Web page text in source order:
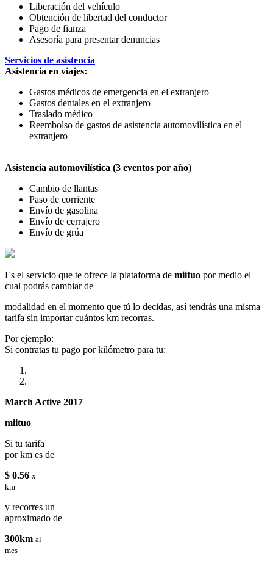
Liberación del vehículo
Obtención de libertad del conductor
Pago de fianza
Asesoría para presentar denuncias
Servicios de asistencia
Asistencia en viajes:
Gastos médicos de emergencia en el extranjero
Gastos dentales en el extranjero
Traslado médico
Reembolso de gastos de asistencia automovilística en el
extranjero
Asistencia automovilística (3 eventos por año)
Cambio de llantas
Paso de corriente
Envío de gasolina
Envío de cerrajero
Envío de grúa
Es el servicio que te ofrece la plataforma de miituo por medio el
cual podrás cambiar de
modalidad en el momento que tú lo decidas, así tendrás una misma
tarifa sin importar cuántos km recorras.
Por ejemplo:
Si contratas tu pago por kilómetro para tu:
March Active 2017
miituo
Si tu tarifa
por km es de
$ 0.56 x
km
y recorres un
aproximado de
300km al
mes